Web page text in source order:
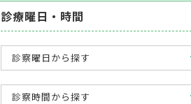
診療曜日・時間
診察曜日から探す
診察時間から探す